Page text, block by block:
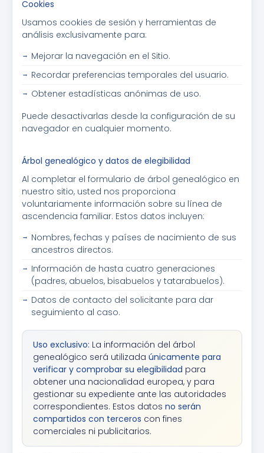
Cookies
Usamos cookies de sesión y herramientas de
análisis exclusivamente para:
Mejorar la navegación en el Sitio.
Recordar preferencias temporales del usuario.
Obtener estadísticas anónimas de uso.
Puede desactivarlas desde la configuración de su
navegador en cualquier momento.
Árbol genealógico y datos de elegibilidad
Al completar el formulario de árbol genealógico en
nuestro sitio, usted nos proporciona
voluntariamente información sobre su línea de
ascendencia familiar. Estos datos incluyen:
Nombres, fechas y países de nacimiento de sus
ancestros directos.
Información de hasta cuatro generaciones
(padres, abuelos, bisabuelos y tatarabuelos).
Datos de contacto del solicitante para dar
seguimiento al caso.
Uso exclusivo: La información del árbol
genealógico será utilizada únicamente para
verificar y comprobar su elegibilidad para
obtener una nacionalidad europea, y para
gestionar su expediente ante las autoridades
correspondientes. Estos datos no serán
compartidos con terceros con fines
comerciales ni publicitarios.